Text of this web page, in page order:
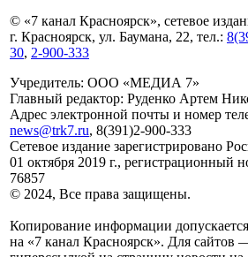
© «7 канал Красноярск», сетевое
г. Красноярск, ул. Баумана, 22, тел.:
30, 2-900-333
Учредитель: ООО «МЕДИА 7»
Главный редактор: Руденко Артем
Адрес электронной почты и номер
news@trk7.ru, 8(391)2-900-333
Сетевое издание зарегистрировано
01 октября 2019 г.,
76857
© 2024, Все права защищены.
Копирование информации
на «7 канал Красноярск». Для сайтов